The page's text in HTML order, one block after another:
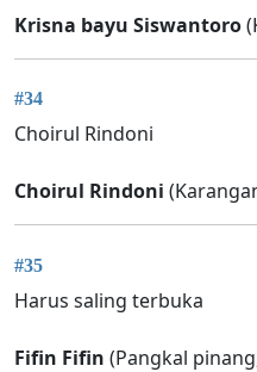
Krisna bayu Siswantoro
#34
Choirul Rindoni
Choirul Rindoni
#35
Harus saling terbuka
Fifin Fifin (Pangkal